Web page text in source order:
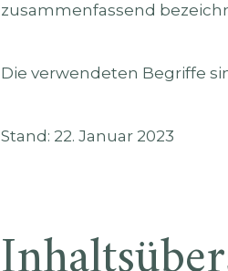
zusammenfassend
Die verwendeten Begriffe
Stand: 22. Januar 2023